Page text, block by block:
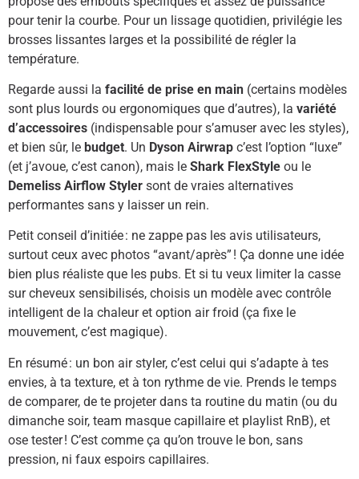
pour tenir la courbe. Pour un lissage quotidien, privilégie les
brosses lissantes larges et la possibilité de régler la
température.
Regarde aussi la facilité de prise en main (certains modèles
sont plus lourds ou ergonomiques que d’autres), la variété
d’accessoires (indispensable pour s’amuser avec les styles),
et bien sûr, le budget. Un Dyson Airwrap c’est l’option “luxe”
(et j’avoue, c’est canon), mais le Shark FlexStyle ou le
Demeliss Airflow Styler sont de vraies alternatives
performantes sans y laisser un rein.
Petit conseil d’initiée : ne zappe pas les avis utilisateurs,
surtout ceux avec photos “avant/après” ! Ça donne une idée
bien plus réaliste que les pubs. Et si tu veux limiter la casse
sur cheveux sensibilisés, choisis un modèle avec contrôle
intelligent de la chaleur et option air froid (ça fixe le
mouvement, c’est magique).
En résumé : un bon air styler, c’est celui qui s’adapte à tes
envies, à ta texture, et à ton rythme de vie. Prends le temps
de comparer, de te projeter dans ta routine du matin (ou du
dimanche soir, team masque capillaire et playlist RnB), et
ose tester ! C’est comme ça qu’on trouve le bon, sans
pression, ni faux espoirs capillaires.